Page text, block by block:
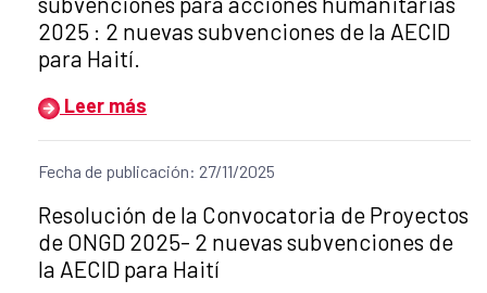
2025 : 2 nuevas subvenciones de la AECID
para Haití.
Leer más
Fecha de publicación: 27/11/2025
Título del anuncio:
Resolución de la Convocatoria de Proyectos
de ONGD 2025- 2 nuevas subvenciones de
la AECID para Haití